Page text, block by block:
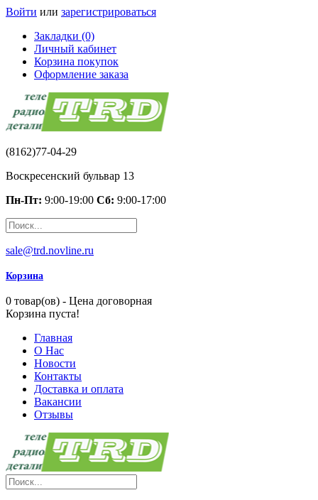
Войти или зарегистрироваться
Закладки (0)
Личный кабинет
Корзина покупок
Оформление заказа
(8162)77-04-29
Воскресенский бульвар 13
Пн-Пт: 9:00-19:00 Сб: 9:00-17:00
sale@trd.novline.ru
Корзина
0 товар(ов) - Цена договорная
Корзина пуста!
Главная
О Нас
Новости
Контакты
Доставка и оплата
Вакансии
Отзывы